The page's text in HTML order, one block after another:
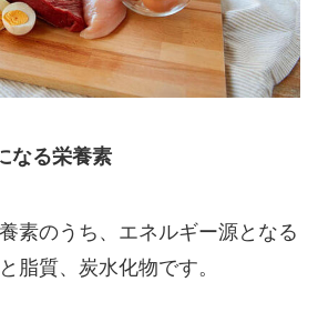
なる栄養素
素のうち、エネルギー源となる
脂質、炭水化物です。